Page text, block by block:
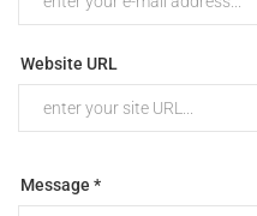
Website URL
Message *